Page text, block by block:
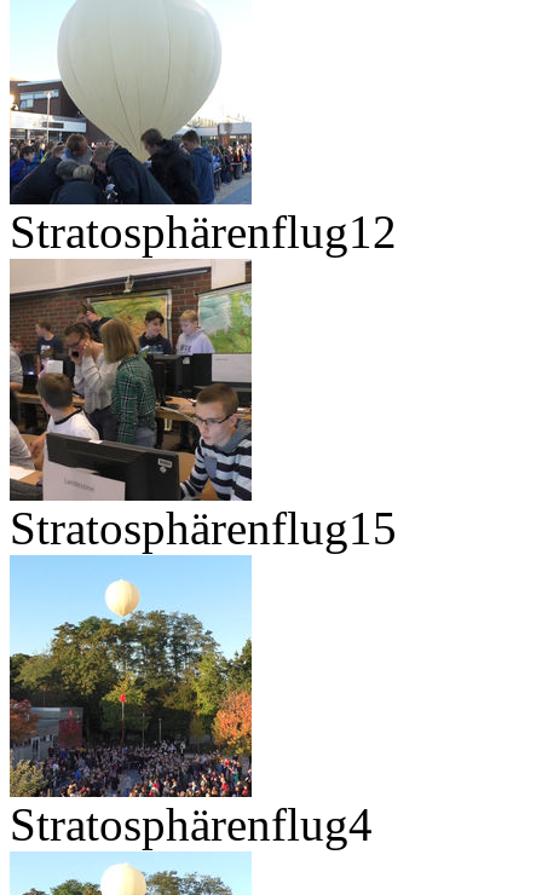
Stratosphärenflug12
Stratosphärenflug15
Stratosphärenflug4